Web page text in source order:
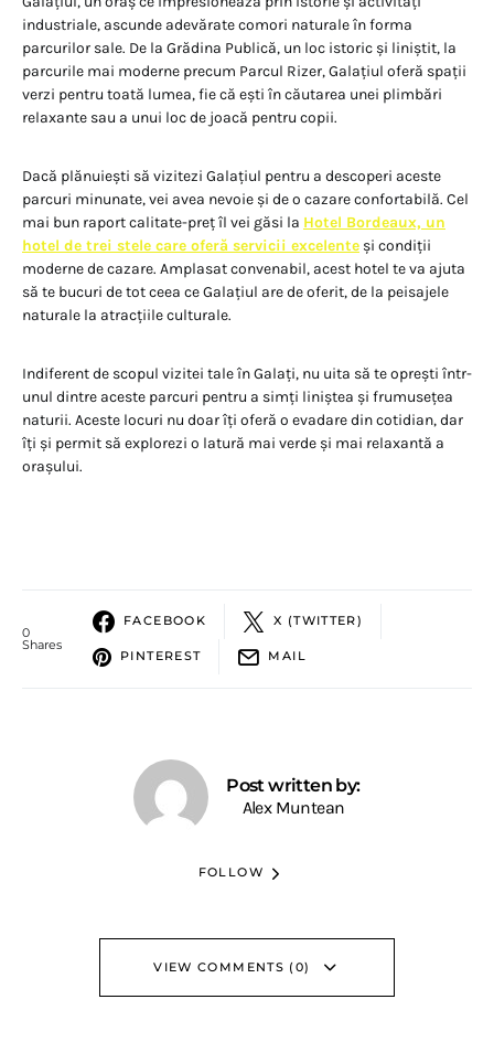
industriale, ascunde adevărate comori naturale în forma
parcurilor sale. De la Grădina Publică, un loc istoric și liniștit, la
parcurile mai moderne precum Parcul Rizer, Galațiul oferă spații
verzi pentru toată lumea, fie că ești în căutarea unei plimbări
relaxante sau a unui loc de joacă pentru copii.
Dacă plănuiești să vizitezi Galațiul pentru a descoperi aceste
parcuri minunate, vei avea nevoie și de o cazare confortabilă. Cel
mai bun raport calitate-preț îl vei găsi la Hotel Bordeaux, un
hotel de trei stele care oferă servicii excelente și condiții
moderne de cazare. Amplasat convenabil, acest hotel te va ajuta
să te bucuri de tot ceea ce Galațiul are de oferit, de la peisajele
naturale la atracțiile culturale.
Indiferent de scopul vizitei tale în Galați, nu uita să te oprești într-
unul dintre aceste parcuri pentru a simți liniștea și frumusețea
naturii. Aceste locuri nu doar îți oferă o evadare din cotidian, dar
îți și permit să explorezi o latură mai verde și mai relaxantă a
orașului.
0
Shares
FACEBOOK X (TWITTER)
PINTEREST MAIL
Post written by:
Alex Muntean
FOLLOW
VIEW COMMENTS (0)